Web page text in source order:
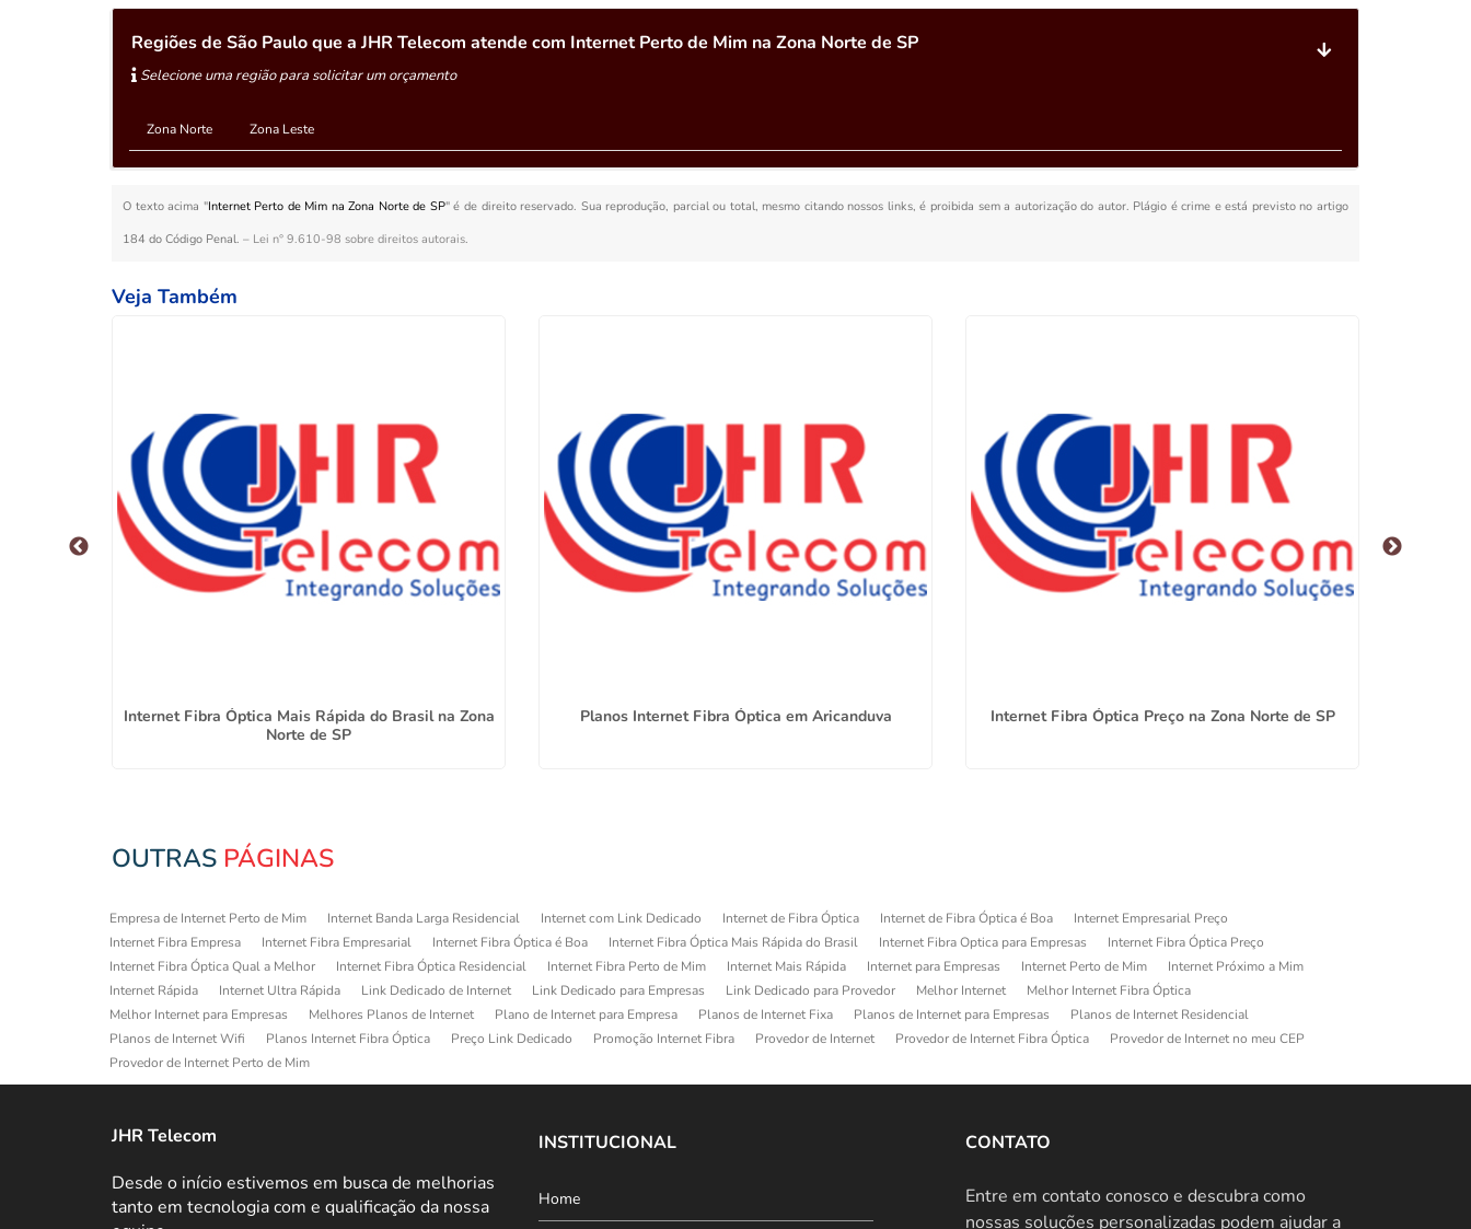
Regiões de São Paulo que a JHR Telecom atende com Internet Perto de Mim na Zona Norte de SP
Selecione uma região para solicitar um orçamento
Zona Norte Zona Leste
O texto acima "Internet Perto de Mim na Zona Norte de SP" é de direito reservado. Sua reprodução, parcial ou total, mesmo citando nossos links, é proibida sem a autorização do autor. Plágio é crime e está previsto no artigo
184 do Código Penal. – Lei n° 9.610-98 sobre direitos autorais.
Veja Também
Internet Fibra Óptica Mais Rápida do Brasil na Zona
Norte de SP
Planos Internet Fibra Óptica em Aricanduva Internet Fibra Óptica Preço na Zona Norte de SP
OUTRAS PÁGINAS
Empresa de Internet Perto de Mim Internet Banda Larga Residencial Internet com Link Dedicado Internet de Fibra Óptica Internet de Fibra Óptica é Boa
Internet Empresarial Preço
Internet Fibra Empresa
Internet Fibra Empresarial Internet Fibra Óptica é Boa Internet Fibra Óptica Mais Rápida do Brasil Internet Fibra Optica para Empresas
Internet Fibra Óptica Preço
Internet Fibra Óptica Qual a Melhor
Internet Fibra Óptica Residencial Internet Fibra Perto de Mim Internet Mais Rápida Internet para Empresas Internet Perto de Mim
Internet Próximo a Mim
Internet Rápida
Internet Ultra Rápida Link Dedicado de Internet Link Dedicado para Empresas Link Dedicado para Provedor Melhor Internet
Melhor Internet Fibra Óptica
Melhor Internet para Empresas
Melhores Planos de Internet Plano de Internet para Empresa Planos de Internet Fixa Planos de Internet para Empresas
Planos de Internet Residencial
Planos de Internet Wifi
Planos Internet Fibra Óptica Preço Link Dedicado Promoção Internet Fibra Provedor de Internet Provedor de Internet Fibra Óptica
Provedor de Internet no meu CEP
Provedor de Internet Perto de Mim
JHR Telecom
Desde o início estivemos em busca de melhorias
tanto em tecnologia com e qualificação da nossa
INSTITUCIONAL
Home
CONTATO
Entre em contato conosco e descubra como
nossas soluções personalizadas podem ajudar a